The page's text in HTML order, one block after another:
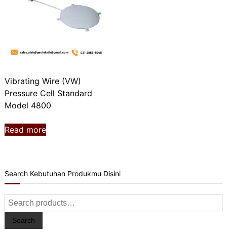
Vibrating Wire (VW)
Pressure Cell Standard
Model 4800
Read more
Search Kebutuhan Produkmu Disini
Search
for:
Search